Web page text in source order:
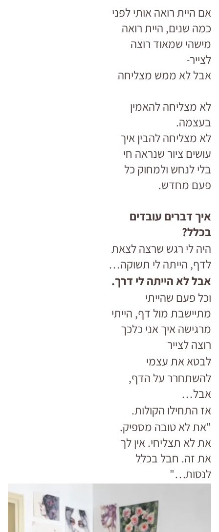
אם היית רואה אותי לפני
כמה שנים, היית רואה
מישהי שמאוד רוצה
לצייר-
אבל לא ממש מצליחה
לא מצליחה להאמין
בעצמה.
לא מצליחה להבין איך
עושים ציור שנראה חי
בלי לנחש ולמחוק כל
פעם מחדש.
איך דברים עובדים
בכלל?
היה לי רגש שרצה לצאת
לדף, הייתה לי תשוקה…
אבל לא הייתה לי דרך.
וכל פעם שהייתי
מתיישבת מול דף, הייתי
מרגישה איך אני כלכך
רוצה לצייר
לבטא את עצמי
להשתחרר על הדף,
אבל…
אז התחילו הקולות.
"את לא טובה מספיק.
את לא תצליחי. אין לך
את זה. חבל בכלל
לנסות…"